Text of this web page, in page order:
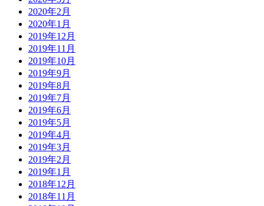
2020年2月
2020年1月
2019年12月
2019年11月
2019年10月
2019年9月
2019年8月
2019年7月
2019年6月
2019年5月
2019年4月
2019年3月
2019年2月
2019年1月
2018年12月
2018年11月